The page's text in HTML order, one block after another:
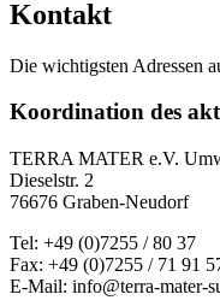
Kontakt
Die wichtigsten Adressen
Koordination des
TERRA MATER e.V.
Dieselstr. 2
76676 Graben-Neudorf
Tel: +49 (0)7255 / 80 37
Fax: +49 (0)7255 / 71 91
E-Mail: info@terra-mater-